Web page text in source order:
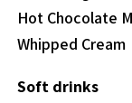
Hot Chocolate
Whipped Cream
Soft drinks